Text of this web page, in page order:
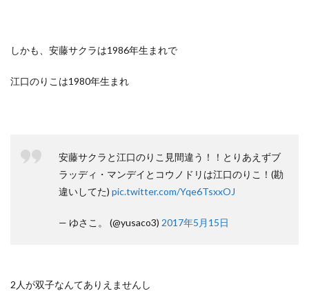
しかも、 安藤サクラは1986年生まれで
江口のりこは1980年生まれ
安藤サクラと江口のりこ見間違う！！とりあえずブ
ラッディ・マンデイとコウノドリは江口のりこ！(勘
違いしてた) pic.twitter.com/Yqe6TsxxOJ
— ゆさこ。 (@yusaco3) 2017年5月15日
2人が双子なんてありえませんし